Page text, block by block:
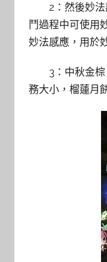
2：然後妙
鬥過程中可使用
妙法感應，用於
3：中秋金
務大小，榴蓮月